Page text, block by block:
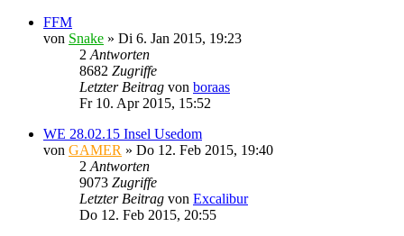
FFM
von Snake » Di 6. Jan 2015, 19:23
2 Antworten
8682 Zugriffe
Letzter Beitrag von boraas
Fr 10. Apr 2015, 15:52
WE 28.02.15 Insel Usedom
von GAMER » Do 12. Feb 2015, 19:40
2 Antworten
9073 Zugriffe
Letzter Beitrag von Excalibur
Do 12. Feb 2015, 20:55